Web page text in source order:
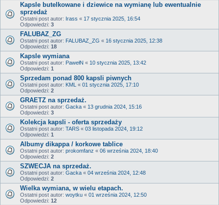
Kapsle butelkowane i dziewice na wymianę lub ewentualnie
sprzedaż
Ostatni post autor: Irass « 17 stycznia 2025, 16:54
Odpowiedzi: 3
FALUBAZ_ZG
Ostatni post autor: FALUBAZ_ZG « 16 stycznia 2025, 12:38
Odpowiedzi: 18
Kapsle wymiana
Ostatni post autor: PawełN « 10 stycznia 2025, 13:42
Odpowiedzi: 1
Sprzedam ponad 800 kapsli piwnych
Ostatni post autor: KML « 01 stycznia 2025, 17:10
Odpowiedzi: 2
GRAETZ na sprzedaż.
Ostatni post autor: Gacka « 13 grudnia 2024, 15:16
Odpowiedzi: 3
Kolekcja kapsli - oferta sprzedaży
Ostatni post autor: TARS « 03 listopada 2024, 19:12
Odpowiedzi: 1
Albumy dikappa / korkowe tablice
Ostatni post autor: prokomfanz « 06 września 2024, 18:40
Odpowiedzi: 2
SZWECJA na sprzedaż.
Ostatni post autor: Gacka « 04 września 2024, 12:48
Odpowiedzi: 2
Wielka wymiana, w wielu etapach.
Ostatni post autor: woytku « 01 września 2024, 12:50
Odpowiedzi: 12